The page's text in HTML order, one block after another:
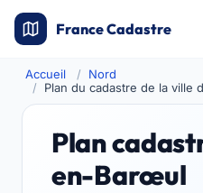
France Cadastre
Accueil
Nord
Plan du cadastre de la
Plan
en-Barœul